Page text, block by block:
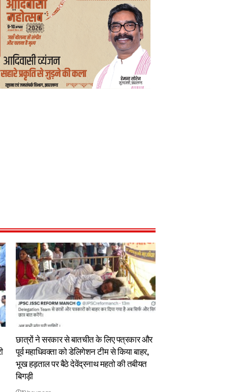
छात्रों ने सरकार से बातचीत के लिए पत्रकार और
पूर्व महाधिवक्ता को डेलिगेशन टीम से किया बाहर,
भूख हड़ताल पर बैठे देवेंद्रनाथ महतो की तबीयत
बिगड़ी